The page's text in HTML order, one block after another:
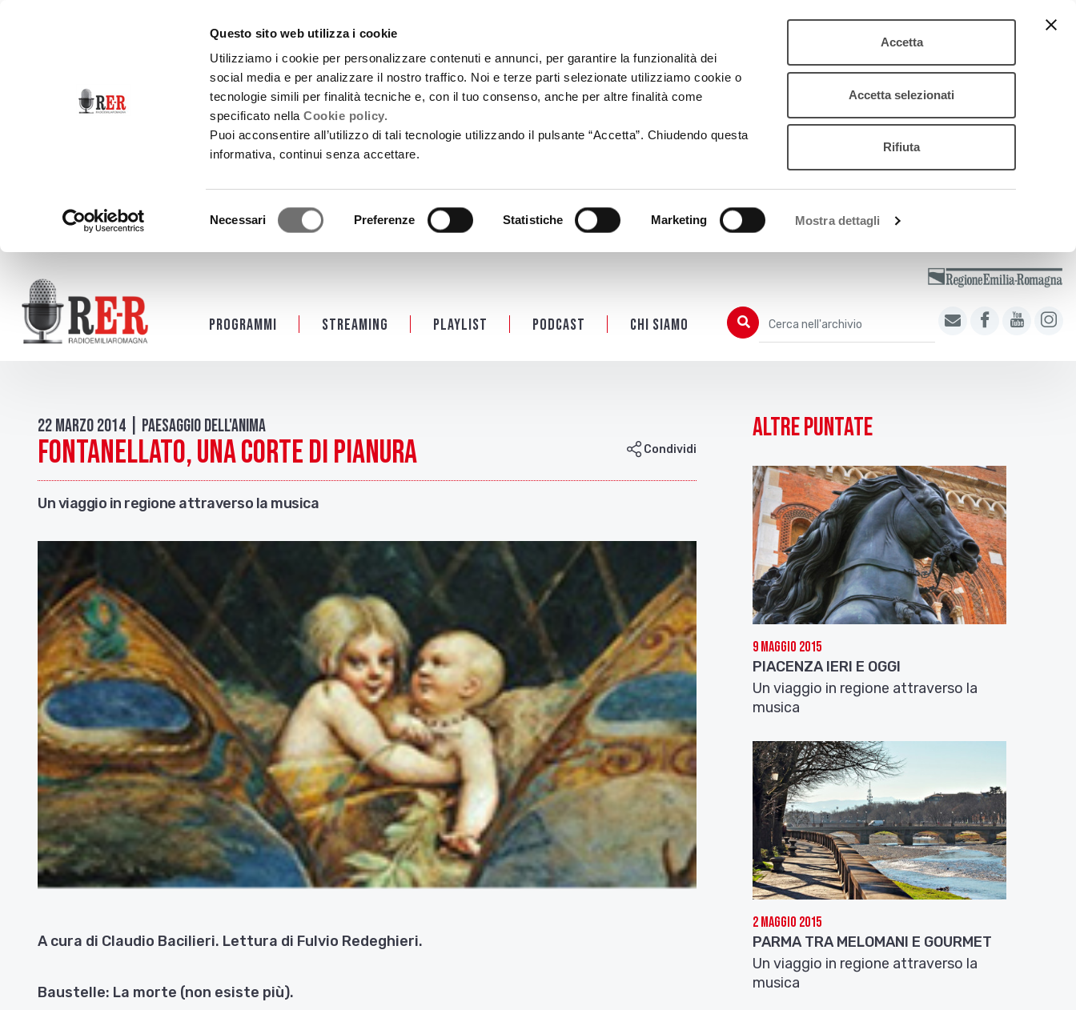
Questo sito web utilizza i cookie
Utilizziamo i cookie per personalizzare contenuti e annunci, per garantire la funzionalità dei
social media e per analizzare il nostro traffico. Noi e terze parti selezionate utilizziamo cookie o
tecnologie simili per finalità tecniche e, con il tuo consenso, anche per altre finalità come
specificato nellaCookie policy.
Puoi acconsentire all’utilizzo di tali tecnologie utilizzando il pulsante “Accetta”. Chiudendo questa
informativa, continui senza accettare.
Necessari Preferenze Statistiche Marketing Mostra dettagli
Accetta
Accetta selezionati
Rifiuta
Programmi Streaming Playlist PODCAST Chi siamo Cerca
Cerca nell'archivio
22 Marzo 2014 | Paesaggio dell'anima
Fontanellato, una corte di pianura Condividi
Un viaggio in regione attraverso la musica
A cura di Claudio Bacilieri. Lettura di Fulvio Redeghieri.
Baustelle: La morte (non esiste più).
Altre puntate
9 Maggio 2015
PIACENZA IERI E OGGI
Un viaggio in regione attraverso la
musica
2 Maggio 2015
PARMA TRA MELOMANI E GOURMET
Un viaggio in regione attraverso la
musica